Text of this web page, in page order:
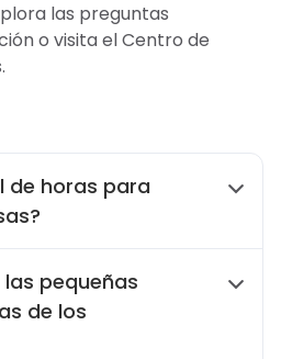
las preguntas
o visita el Centro de
de horas para
cuánto de las
empleados va hacia
específicos — y
pequeñas
de los